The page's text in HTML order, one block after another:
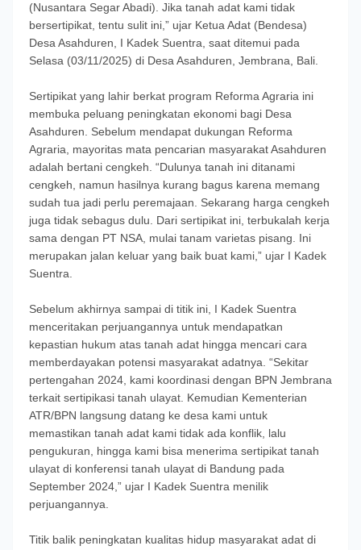
(Nusantara Segar Abadi). Jika tanah adat kami tidak
bersertipikat, tentu sulit ini,” ujar Ketua Adat (Bendesa)
Desa Asahduren, I Kadek Suentra, saat ditemui pada
Selasa (03/11/2025) di Desa Asahduren, Jembrana, Bali.
Sertipikat yang lahir berkat program Reforma Agraria ini
membuka peluang peningkatan ekonomi bagi Desa
Asahduren. Sebelum mendapat dukungan Reforma
Agraria, mayoritas mata pencarian masyarakat Asahduren
adalah bertani cengkeh. “Dulunya tanah ini ditanami
cengkeh, namun hasilnya kurang bagus karena memang
sudah tua jadi perlu peremajaan. Sekarang harga cengkeh
juga tidak sebagus dulu. Dari sertipikat ini, terbukalah kerja
sama dengan PT NSA, mulai tanam varietas pisang. Ini
merupakan jalan keluar yang baik buat kami,” ujar I Kadek
Suentra.
Sebelum akhirnya sampai di titik ini, I Kadek Suentra
menceritakan perjuangannya untuk mendapatkan
kepastian hukum atas tanah adat hingga mencari cara
memberdayakan potensi masyarakat adatnya. “Sekitar
pertengahan 2024, kami koordinasi dengan BPN Jembrana
terkait sertipikasi tanah ulayat. Kemudian Kementerian
ATR/BPN langsung datang ke desa kami untuk
memastikan tanah adat kami tidak ada konflik, lalu
pengukuran, hingga kami bisa menerima sertipikat tanah
ulayat di konferensi tanah ulayat di Bandung pada
September 2024,” ujar I Kadek Suentra menilik
perjuangannya.
Titik balik peningkatan kualitas hidup masyarakat adat di